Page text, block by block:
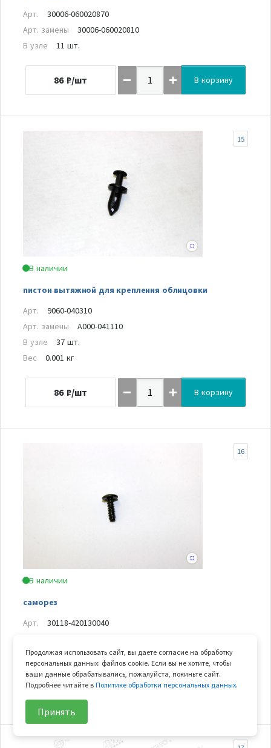
Арт.
30006-060020870
Арт. замены
30006-060020810
В узле
11 шт.
86 ₽/шт В корзину
В наличии
пистон вытяжной для крепления облицовки
15
Арт.
9060-040310
Арт. замены
A000-041110
В узле
37 шт.
Вес
0.001 кг
86 ₽/шт В корзину
В наличии
саморез
16
Арт.
30118-420130040
Вес
0.001 кг
23 ₽/шт В корзину
Продолжая использовать сайт, вы даете согласие на обработку
персональных данных: файлов cookie. Если вы не хотите, чтобы
ваши данные обрабатывались, пожалуйста, покиньте сайт.
Подробнее читайте вПолитике обработки персональных данных.
Принять